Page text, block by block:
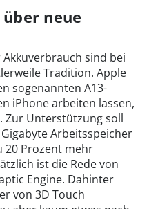
neue
sind bei
Tradition. Apple
sogenannten A13-
iPhone arbeiten lassen,
Zur Unterstützung soll
Arbeitsspeicher
20 Prozent mehr
ist die Rede von
Engine. Dahinter
von 3D Touch